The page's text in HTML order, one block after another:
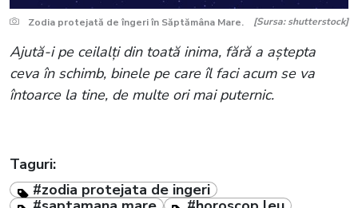
Zodia protejată de îngeri în Săptămâna Mare. [Sursa: shutterstock]
Ajută-i pe ceilalți din toată inima, fără a aștepta
ceva în schimb, binele pe care îl faci acum se va
întoarce la tine, de multe ori mai puternic.
Taguri:
#zodia protejata de ingeri